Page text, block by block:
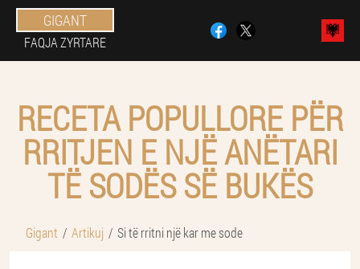
GIGANT
FAQJA ZYRTARE
RECETA POPULLORE PËR
RRITJEN E NJË ANËTARI
TË SODËS SË BUKËS
Gigant Artikuj Si të rritni një kar me sode